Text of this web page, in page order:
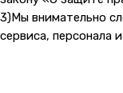
3)Мы внимательно
сервиса, персонала
Адрес магазина:
Карла Маркса 25, 1 этаж